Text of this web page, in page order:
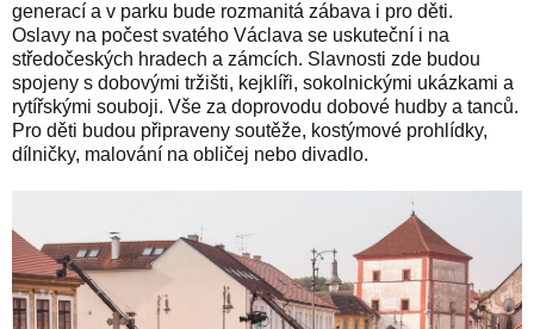
generací a v parku bude rozmanitá zábava i pro děti.
Oslavy na počest svatého Václava se uskuteční i na
středočeských hradech a zámcích. Slavnosti zde budou
spojeny s dobovými tržišti, kejklíři, sokolnickými ukázkami a
rytířskými souboji. Vše za doprovodu dobové hudby a tanců.
Pro děti budou připraveny soutěže, kostýmové prohlídky,
dílničky, malování na obličej nebo divadlo.